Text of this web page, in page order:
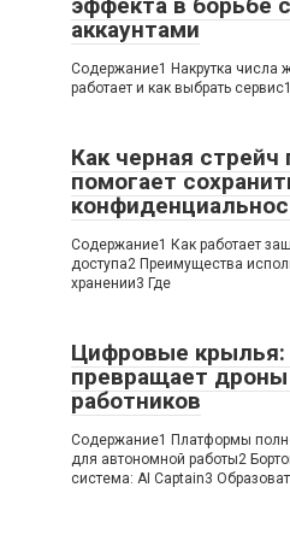
эффекта в борьбе
аккаунтами
Содержание1 Накрутка числа
работает и как выбрать
Как черная стрейч
помогает
Содержание1 Как работает
доступа2 Преимущества
хранении3 Где
Цифровые крылья:
превращает
работников
Содержание1 Платформы
для автономной работы2
система: AI Captain3